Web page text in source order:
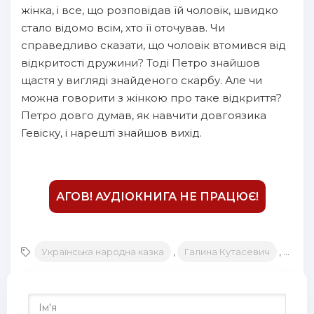
жінка, і все, що розповідав їй чоловік, швидко
стало відомо всім, хто її оточував. Чи
справедливо сказати, що чоловік втомився від
відкритості дружини? Тоді Петро знайшов
щастя у вигляді знайденого скарбу. Але чи
можна говорити з жінкою про таке відкриття?
Петро довго думав, як навчити довгоязика
Гевіску, і нарешті знайшов вихід.
АГОВ! АУДІОКНИГА НЕ ПРАЦЮЄ!
Українська народна казка Галина Кутасевич